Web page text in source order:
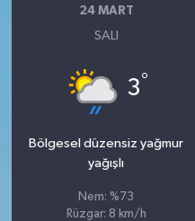
24 MART
SALI
3°
Bölgesel düzensiz yağmur
yağışlı
Nem: %73
Rüzgar: 8 km/h